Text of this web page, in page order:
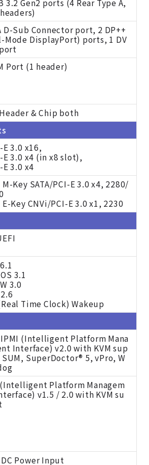
3.2 Gen2 ports (4 Rear Type A,
D-Sub Connector port, 2 DP++
Mode DisplayPort) ports, 1 DV
Port (1 header)
& Chip both
E 3.0 x16,
E 3.0 x4 (in x8 slot),
E 3.0 x4
M-Key SATA/PCI-E 3.0 x4, 2280/
E-Key CNVi/PCI-E 3.0 x1, 2230
3.1
3.0
Time Clock) Wakeup
IPMI (Intelligent Platform Mana
Interface) v2.0 with KVM sup
SuperDoctor® 5, vPro, W
Platform Managem
v1.5 / 2.0 with KVM su
DC Power Input